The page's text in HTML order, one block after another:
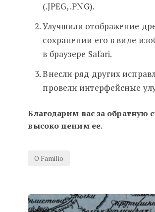
(.JPEG, .PNG).
Улучшили отображение
сохранении его в виде
в браузере Safari.
Внесли ряд других
провели интерфейсные
Благодарим вас за обратную
высоко ценим ее.
О Familio